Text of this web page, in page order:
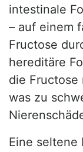
intestinale
– auf einem
Fructose
hereditäre
die
was zu
Eine seltene